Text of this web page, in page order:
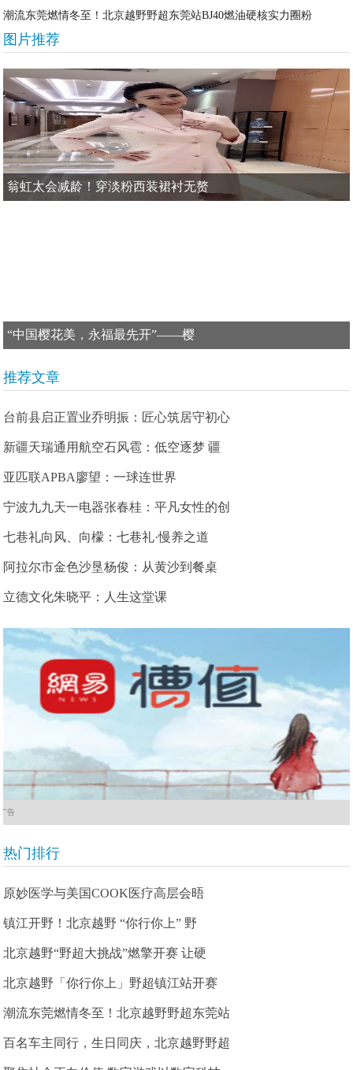
潮流东莞燃情冬至！北京越野野超东莞站BJ40燃油硬核实力圈粉
图片推荐
翁虹太会减龄！穿淡粉西装裙衬无赘
“中国樱花美，永福最先开”——樱
推荐文章
台前县启正置业乔明振：匠心筑居守初心
新疆天瑞通用航空石风雹：低空逐梦 疆
亚匹联APBA廖望：一球连世界
宁波九九天一电器张春桂：平凡女性的创
七巷礼向风、向檬：七巷礼·慢养之道
阿拉尔市金色沙垦杨俊：从黄沙到餐桌
立德文化朱晓平：人生这堂课
广告
热门排行
原妙医学与美国COOK医疗高层会晤
镇江开野！北京越野 “你行你上” 野
北京越野“野超大挑战”燃擎开赛 让硬
北京越野「你行你上」野超镇江站开赛
潮流东莞燃情冬至！北京越野野超东莞站
百名车主同行，生日同庆，北京越野野超